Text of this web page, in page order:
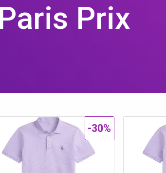
Prix
-30%